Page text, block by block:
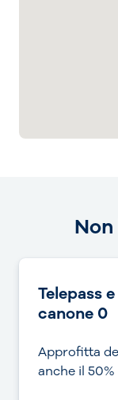
Telepass
canone 0
Approfitta
anche il